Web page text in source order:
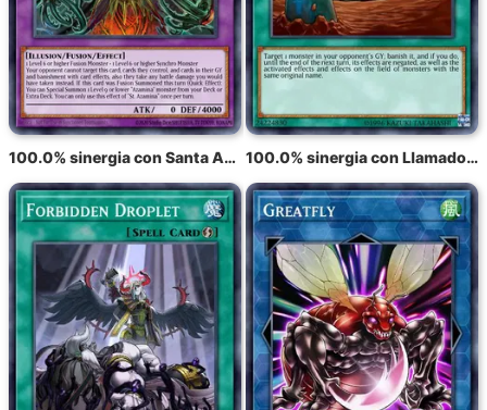
100.0% sinergia con Santa Azamina 100.0% sinergia con Llamado por la tumba